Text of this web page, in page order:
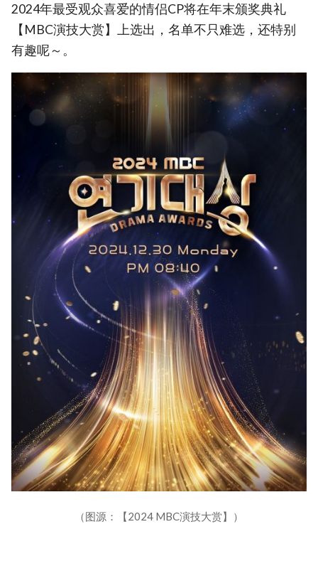
2024年最受观众喜爱的情侣CP将在年末颁奖典礼
【MBC演技大赏】上选出，名单不只难选，还特别
有趣呢～。
（图源：【2024 MBC演技大赏】）